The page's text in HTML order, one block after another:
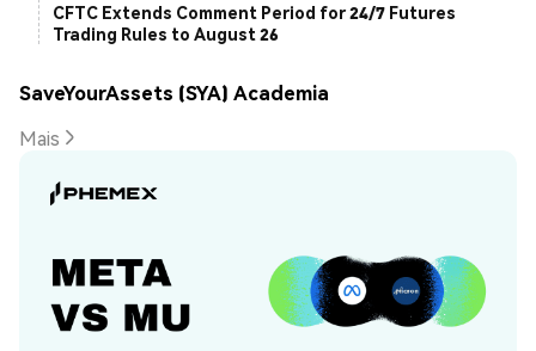
CFTC Extends Comment Period for 24/7 Futures
Trading Rules to August 26
SaveYourAssets (SYA) Academia
Mais